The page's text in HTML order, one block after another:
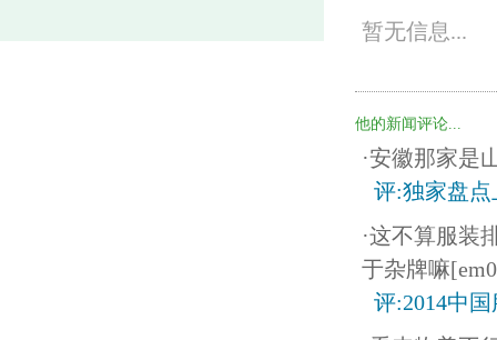
暂无信息...
他的新闻评论...
·安徽那家是
评:独家盘
·这不算服装
于杂牌嘛
评:2014中